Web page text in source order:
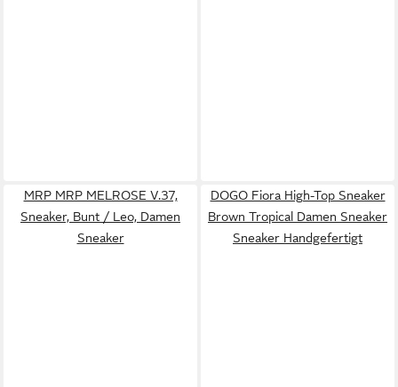
MRP MRP MELROSE V.37,
Sneaker, Bunt / Leo, Damen
Sneaker
DOGO Fiora High-Top Sneaker
Brown Tropical Damen Sneaker
Sneaker Handgefertigt